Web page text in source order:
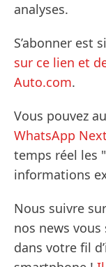
analyses.
S’abonner est
sur ce lien et
Auto.com.
Vous pouvez
WhatsApp
temps réel les
informations
Nous suivre
nos news
dans votre fil